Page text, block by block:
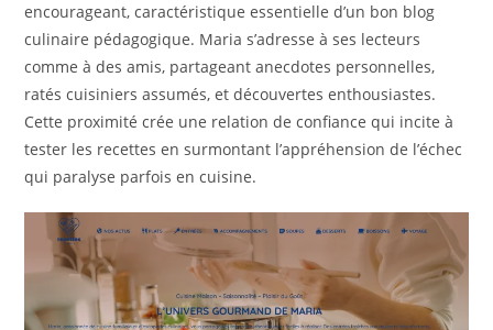
encourageant, caractéristique essentielle d’un bon blog
culinaire pédagogique. Maria s’adresse à ses lecteurs
comme à des amis, partageant anecdotes personnelles,
ratés cuisiniers assumés, et découvertes enthousiastes.
Cette proximité crée une relation de confiance qui incite à
tester les recettes en surmontant l’appréhension de l’échec
qui paralyse parfois en cuisine.